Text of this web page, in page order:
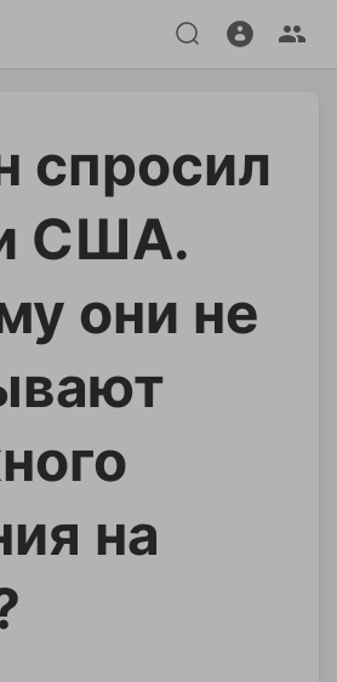
спросил
США.
они не
на